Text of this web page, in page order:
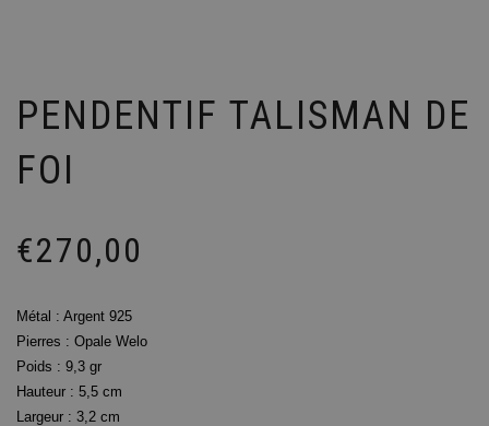
PENDENTIF TALISMAN DE
FOI
€270,00
Métal : Argent 925
Pierres : Opale Welo
Poids : 9,3 gr
Hauteur : 5,5 cm
Largeur : 3,2 cm